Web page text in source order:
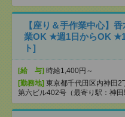
【座り＆手作業中心】
業OK ★週1日からOK
ト]
[給 与] 時給1,400円～
[勤務地] 東京都千代田区内神田2
第六ビル402号（最寄り駅：神田